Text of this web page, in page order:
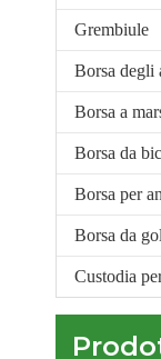
Grembiule
Borsa degli
Borsa a
Borsa da
Borsa per
Borsa da
Custodia